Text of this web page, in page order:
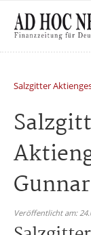
Salzgitter
Veröffentlicht am: